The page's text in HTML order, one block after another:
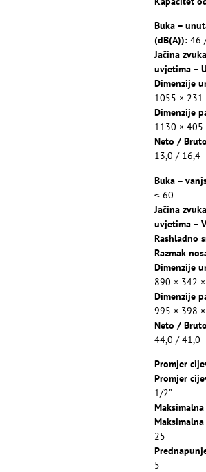
Buka –
(dB(A)): 46
Jačina
uvjetima –
Dimenzije
1055 × 231
Dimenzije
1130 × 405
Neto /
13,0 / 16,4
Buka –
≤ 60
Jačina
uvjetima –
Rashladno
Razmak
Dimenzije
890 × 342
Dimenzije
995 × 398
Neto /
44,0 / 41,0
Promjer
Promjer
1/2”
25
5